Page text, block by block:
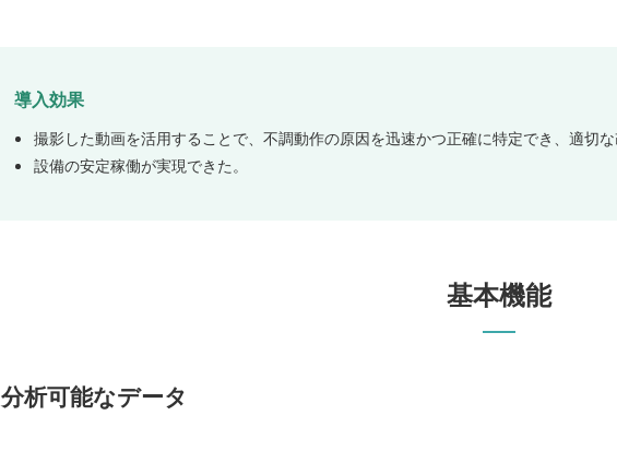
導入効果
撮影した動画を活用することで、不調動作の原因を迅速かつ正確に特定でき、適切
設備の安定稼働が実現できた。
基本機能
分析可能なデータ